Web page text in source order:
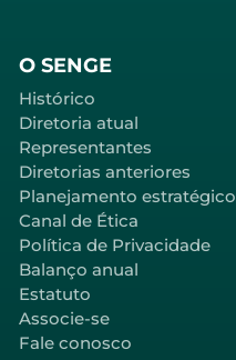
O SENGE
Histórico
Diretoria atual
Representantes
Diretorias anteriores
Planejamento estratégico
Canal de Ética
Política de Privacidade
Balanço anual
Estatuto
Associe-se
Fale conosco